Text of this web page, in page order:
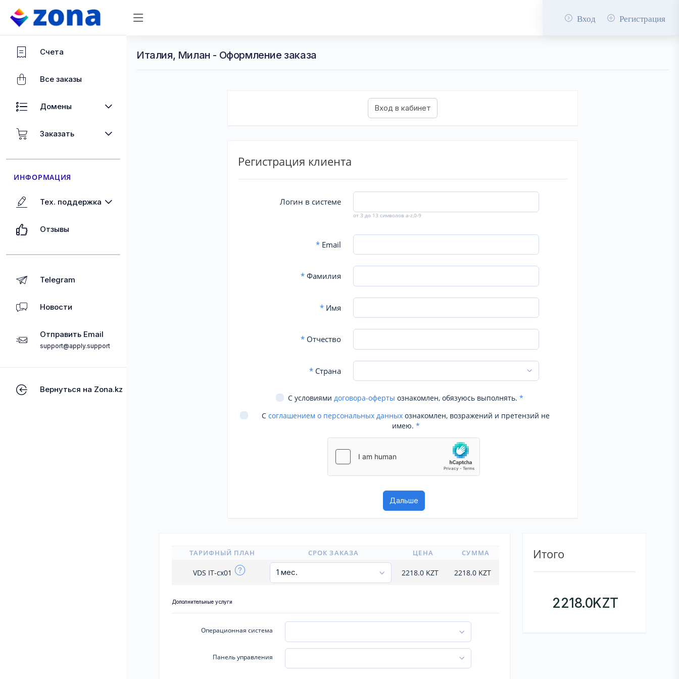
Вход Регистрация
Счета
Все заказы
Домены
Заказать
ИНФОРМАЦИЯ
Тех. поддержка
Отзывы
Telegram
Новости
Отправить Email
support@apply.support
Вернуться на Zona.kz
Италия, Милан - Оформление заказа
Регистрация клиента
Логин в системе
от 3 до 13 символов a-z,0-9
*Email
*Фамилия
*Имя
*Отчество
*Страна
С условиями договора-оферты ознакомлен, обязуюсь выполнять. *
С соглашением о персональных данных ознакомлен, возражений и претензий не
имею. *
ТАРИФНЫЙ ПЛАН СРОК ЗАКАЗА ЦЕНА СУММА
VDS IT-cx01 2218.0 KZT 2218.0 KZT
Дополнительные услуги
Операционная система
Панель управления
Итого
2218.0KZT